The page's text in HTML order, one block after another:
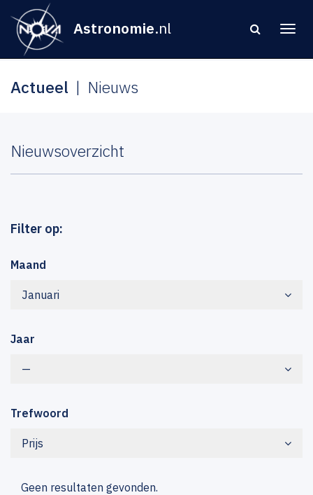
Astronomie.nl
Actueel Nieuws
Nieuwsoverzicht
Filter op:
Maand
Januari
Jaar
—
Trefwoord
Prijs
Geen resultaten gevonden.